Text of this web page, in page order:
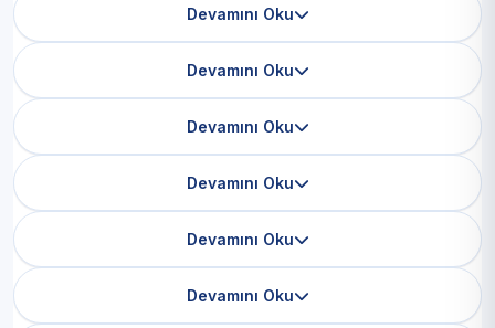
Devamını Oku
Devamını Oku
Devamını Oku
Devamını Oku
Devamını Oku
Devamını Oku